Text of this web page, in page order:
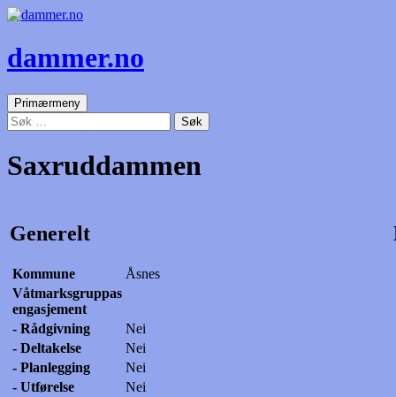
dammer.no
SøkPrimærmeny Gå
til
innhold
Søk
etter:
Saxruddammen
Generelt
Kommune
Åsnes
Våtmarksgruppas
engasjement
- Rådgivning
Nei
- Deltakelse
Nei
- Planlegging
Nei
- Utførelse
Nei